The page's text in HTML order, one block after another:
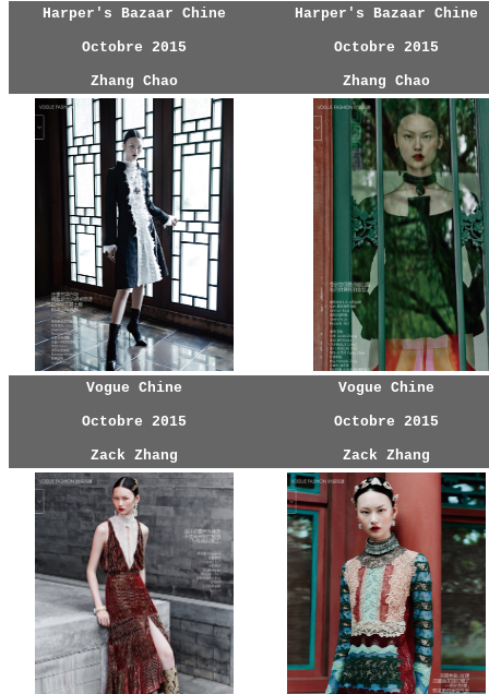
Harper's Bazaar Chine
Octobre 2015
Zhang Chao
Harper's Bazaar Chine
Octobre 2015
Zhang Chao
Vogue Chine
Octobre 2015
Zack Zhang
Vogue Chine
Octobre 2015
Zack Zhang